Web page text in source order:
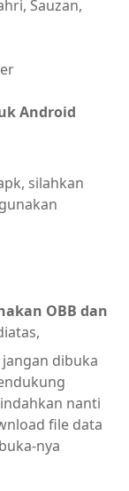
Sauzan,
Android
silahkan
OBB dan
dibuka
nanti
file data
nya